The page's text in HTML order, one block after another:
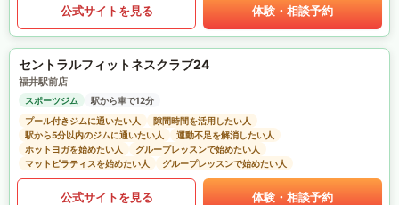
公式サイトを見る 体験・相談予約
セントラルフィットネスクラブ24
福井駅前店
スポーツジム
駅から車で12分
プール付きジムに通いたい人
隙間時間を活用したい人
駅から5分以内のジムに通いたい人
運動不足を解消したい人
ホットヨガを始めたい人
グループレッスンで始めたい人
マットピラティスを始めたい人
グループレッスンで始めたい人
公式サイトを見る 体験・相談予約